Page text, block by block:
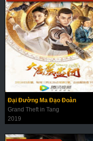
Đại Đường Ma Đạo Đoàn
Grand Theft in Tang
2019